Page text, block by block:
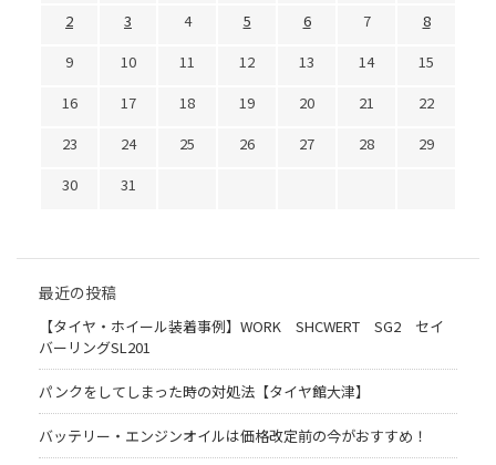
2
3 4 5 6 7
8
9
10 11 12 13 14
15
16
17 18 19 20 21
22
23
24 25 26 27 28
29
30
31
最近の投稿
【タイヤ・ホイール装着事例】WORK SHCWERT SG2 セイ
バーリングSL201
パンクをしてしまった時の対処法【タイヤ館大津】
バッテリー・エンジンオイルは価格改定前の今がおすすめ！